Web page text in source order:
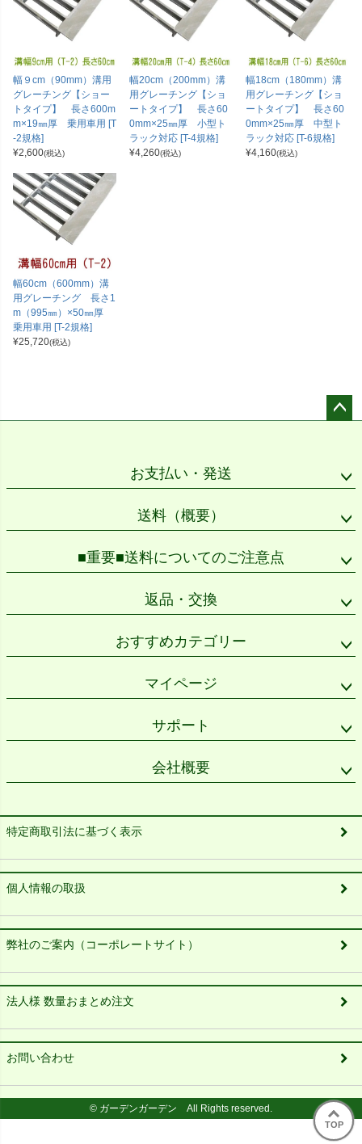
幅９cm（90mm）溝用
グレーチング【ショー
トタイプ】 長さ600m
m×19㎜厚 乗用車用 [T
-2規格]
¥2,600(税込)
幅20cm（200mm）溝
用グレーチング【ショ
ートタイプ】 長さ60
0mm×25㎜厚 小型ト
ラック対応 [T-4規格]
¥4,260(税込)
幅18cm（180mm）溝
用グレーチング【ショ
ートタイプ】 長さ60
0mm×25㎜厚 中型ト
ラック対応 [T-6規格]
¥4,160(税込)
幅60cm（600mm）溝
用グレーチング 長さ1
m（995㎜）×50㎜厚
乗用車用 [T-2規格]
¥25,720(税込)
お支払い・発送
送料（概要）
■重要■送料についてのご注意点
返品・交換
おすすめカテゴリー
マイページ
サポート
会社概要
特定商取引法に基づく表示
個人情報の取扱
弊社のご案内（コーポレートサイト）
法人様 数量おまとめ注文
お問い合わせ
© ガーデンガーデン All Rights reserved.
TOP